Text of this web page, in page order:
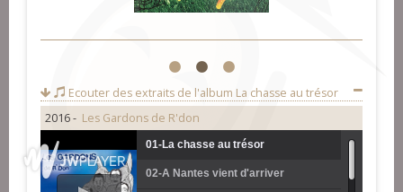
1 2 3
Ecouter des extraits de l'album La chasse au trésor
2016 - Les Gardons de R'don
01-La chasse au trésor
02-A Nantes vient d'arriver